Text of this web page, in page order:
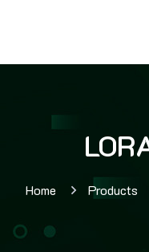
Home Products